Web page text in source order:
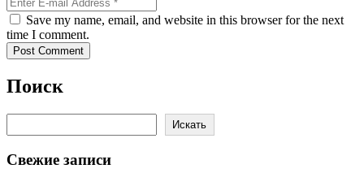
Save my name, email, and website in this browser for the next
time I comment.
Post Comment
Поиск
Искать
Свежие записи